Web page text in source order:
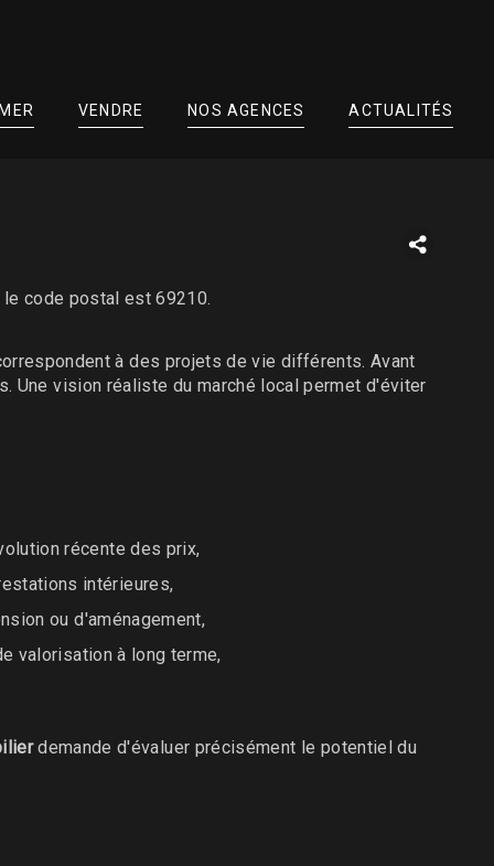
VENDRE NOS AGENCES ACTUALITÉS
le code postal est 69210.
à des projets de vie différents. Avant
vision réaliste du marché local permet d'éviter
récente des prix,
intérieures,
ou d'aménagement,
valorisation à long terme,
demande d'évaluer précisément le potentiel du